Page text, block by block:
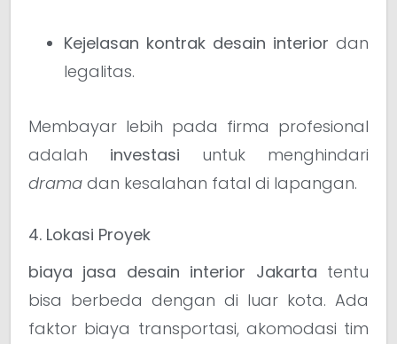
Kejelasan kontrak desain interior dan
legalitas.
Membayar lebih pada firma profesional
adalah investasi untuk menghindari
drama dan kesalahan fatal di lapangan.
4. Lokasi Proyek
biaya jasa desain interior Jakarta tentu
bisa berbeda dengan di luar kota. Ada
faktor biaya transportasi, akomodasi tim